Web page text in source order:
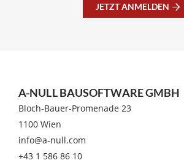
JETZT ANMELDEN
A-NULL BAUSOFTWARE GMBH
Bloch-Bauer-Promenade 23
1100 Wien
info@a-null.com
+43 1 586 86 10